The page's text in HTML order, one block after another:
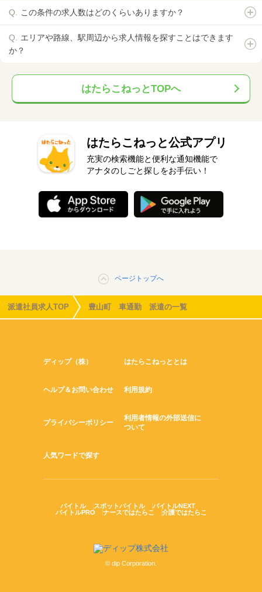
この条件の求人数はどのくらいありますか？
エリアや路線、駅周辺から求人情報を探すことはできます
か？
はたらこねっとTOPへ
はたらこねっと公式アプリ
充実の検索機能と便利な通知機能で
アナタのしごと探しをお手伝い！
ページトップへ
派遣社員求人TOP 豊山町 車通勤 派遣の一覧
ディップ（株） はたらこねっととは
ヘルプ＆お問い合わせ 利用規約
プライバシーポリシー
利用者情報の外部送信に
ついて
人気ワードで探す
バイトル スポットバイトル
バイトルNEXT
バイトルPRO
ナースではたらこ 介護ではたらこ
© dip Corporation.